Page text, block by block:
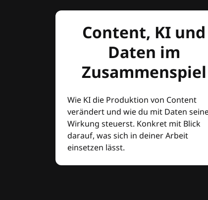
Content, KI und
Daten im
Zusammenspiel
Wie KI die Produktion von Content
verändert und wie du mit Daten
Wirkung steuerst. Konkret mit Blick
darauf, was sich in deiner Arbeit
einsetzen lässt.